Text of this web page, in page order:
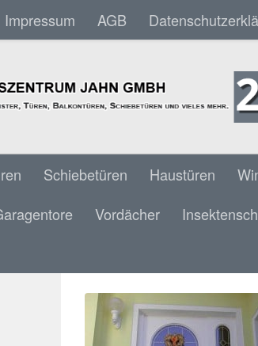
Impressum AGB
Schiebetüren Haustüren
Vordächer